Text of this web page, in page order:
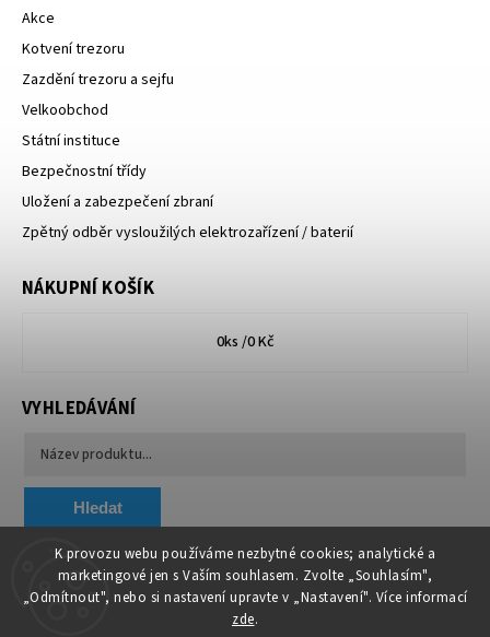
K provozu webu používáme nezbytné cookies; analytické a
marketingové jen s Vaším souhlasem. Zvolte „Souhlasím",
„Odmítnout", nebo si nastavení upravte v „Nastavení". Více informací
zde.
Akce
Kotvení trezoru
Zazdění trezoru a sejfu
Velkoobchod
Státní instituce
Bezpečnostní třídy
Uložení a zabezpečení zbraní
Zpětný odběr vysloužilých elektrozařízení / baterií
NÁKUPNÍ KOŠÍK
0ks /0 Kč
VYHLEDÁVÁNÍ
Hledat
Chytit a koupit VA & MA, s.r.o.